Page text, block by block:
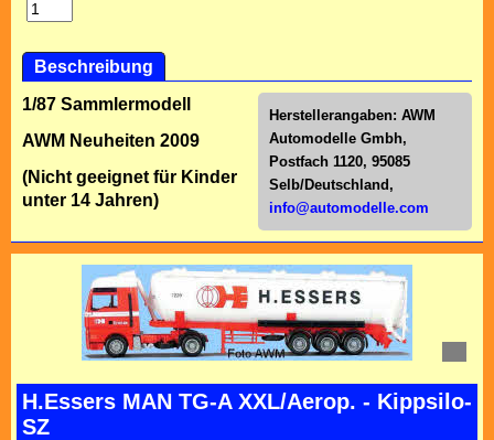
Beschreibung
Herstellerangaben: AWM
Automodelle Gmbh,
Postfach 1120, 95085
Selb/Deutschl and,
info@automodelle.com
1/87 Sammlermodell
AWM Neuheiten 2009
(Nicht geeignet für Kinder
unter 14 Jahren)
H.Essers MAN TG-A XXL/Aerop. - Kippsilo-
SZ